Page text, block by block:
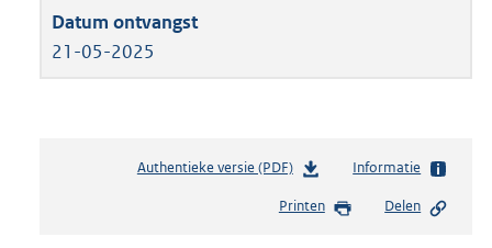
21-05-2025
Authentieke versie (PDF)b
s
Informatie
Printen Delen